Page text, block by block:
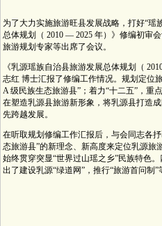
为了大力实施旅游旺县发展战略，打好“瑶
总体规划（ 2010 — 2025 年）》修编初审
旅游规划专家等出席了会议。
《乳源瑶族自治县旅游发展总体规划（
志红 博士汇报了修编工作情况。规划定位
A 级民族生态旅游县”；着力“十二五”，重
在塑造乳源县旅游新形象，将乳源县打造
先跨越发展。
在听取规划修编工作汇报后，与会同志各
态旅游县”的新理念、新高度来定位乳源旅
始终贯穿突显“世界过山瑶之乡”民族特色
出了建设乳源“绿道网”，推行“旅游首问制”